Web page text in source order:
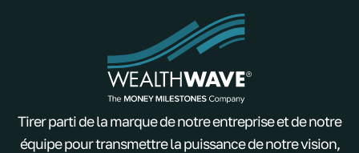
Tirer parti de la marque de notre entreprise et de notre
équipe pour transmettre la puissance de notre vision,